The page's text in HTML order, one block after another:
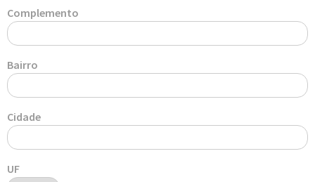
Complemento
Bairro
Cidade
UF